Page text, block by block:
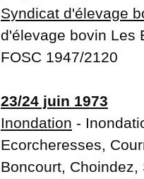
Syndicat d'élevage
d'élevage bovin Les
FOSC 1947/2120
23/24 juin 1973
Inondation -
Ecorcheresses,
Boncourt, Choindez,